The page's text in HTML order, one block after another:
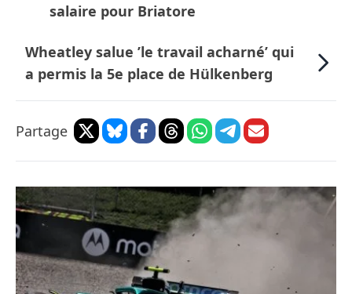
salaire pour Briatore
Wheatley salue ’le travail acharné’ qui
a permis la 5e place de Hülkenberg
Partage